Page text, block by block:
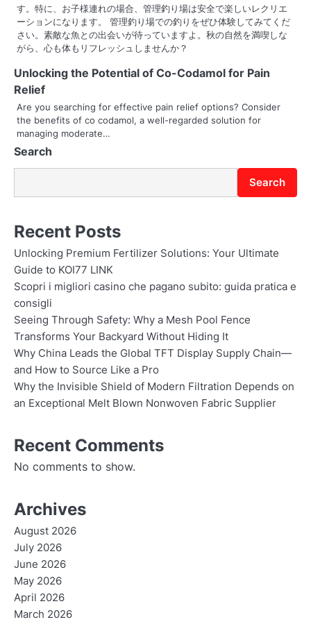
す。特に、お子様連れの場合、管理釣り場は安全で楽しいレクリエ
ーションになります。 管理釣り場での釣りをぜひ体験してみてくだ
さい。素敵な魚との出会いが待っていますよ。秋の自然を満喫しな
がら、心も体もリフレッシュしませんか？
Unlocking the Potential of Co-Codamol for Pain
Relief
Are you searching for effective pain relief options? Consider
the benefits of co codamol, a well-regarded solution for
managing moderate…
Search
Search
Recent Posts
Unlocking Premium Fertilizer Solutions: Your Ultimate
Guide to KOI77 LINK
Scopri i migliori casino che pagano subito: guida pratica e
consigli
Seeing Through Safety: Why a Mesh Pool Fence
Transforms Your Backyard Without Hiding It
Why China Leads the Global TFT Display Supply Chain—
and How to Source Like a Pro
Why the Invisible Shield of Modern Filtration Depends on
an Exceptional Melt Blown Nonwoven Fabric Supplier
Recent Comments
No comments to show.
Archives
August 2026
July 2026
June 2026
May 2026
April 2026
March 2026